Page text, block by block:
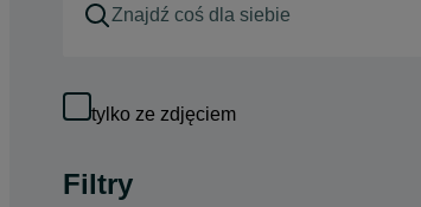
tylko ze zdjęciem
Filtry